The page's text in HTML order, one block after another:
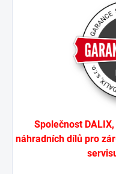
Společnost
náhradních dílů pro